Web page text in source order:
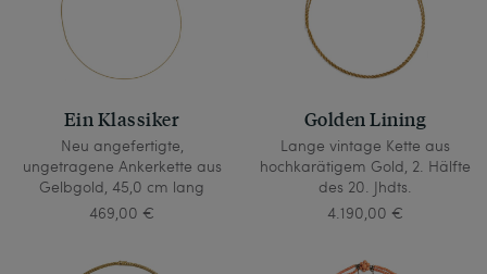
Ein Klassiker
Neu angefertigte,
ungetragene Ankerkette aus
Gelbgold, 45,0 cm lang
469,00 €
Golden Lining
Lange vintage Kette aus
hochkarätigem Gold, 2. Hälfte
des 20. Jhdts.
4.190,00 €